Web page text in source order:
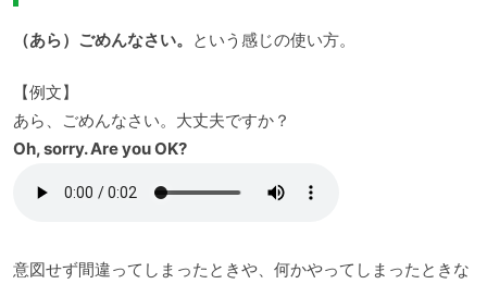
（あら）ごめんなさい。 という感じの使い方。
【例文】
あら、ごめんなさい。大丈夫ですか？
Oh, sorry. Are you OK?
意図せず間違ってしまったときや、何かやってしまったときな